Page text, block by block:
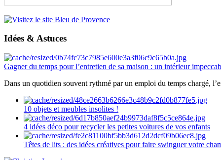
Idées & Astuces
Gagner du temps pour l’entretien de sa maison : un intérieur
Dans un quotidien souvent rythmé par un emploi du temps chargé,
10 objets et meubles insolites !
4 idées déco pour recycler les petites voitures de vos enfants
Têtes de lits : des idées créatives pour faire swinguer votre